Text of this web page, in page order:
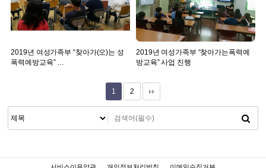
2019년 여성가족부 “찾아가(오)는 성
폭력예방교육” …
2019년 여성가족부 “찾아가는폭력예
방교육” 사업 진행
1 2